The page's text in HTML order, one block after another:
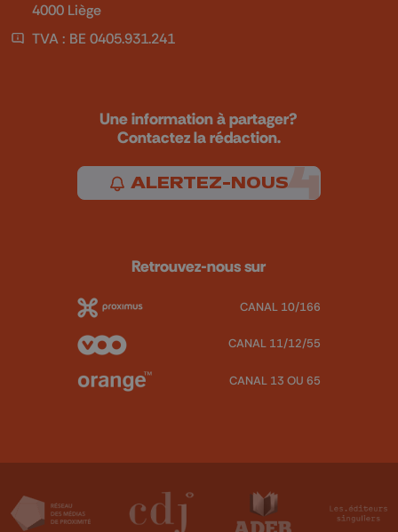
4000 Liège
TVA : BE 0405.931.241
Une information à partager?
Contactez la rédaction.
ALERTEZ-NOUS
Retrouvez-nous sur
CANAL 10/166
CANAL 11/12/55
CANAL 13 OU 65